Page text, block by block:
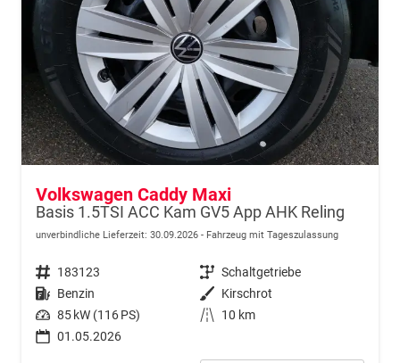
Volkswagen Caddy Maxi
Basis 1.5TSI ACC Kam GV5 App AHK Reling
unverbindliche Lieferzeit: 30.09.2026 Fahrzeug mit Tageszulassung
Fahrzeugnr. 183123 Getriebe Schaltgetriebe
Kraftstoff Benzin Außenfarbe Kirschrot
Leistung 85 kW (116 PS) Kilometerstand
10 km
01.05.2026